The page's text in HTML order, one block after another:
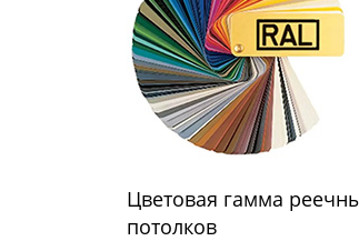
Цветовая гамма
потолков